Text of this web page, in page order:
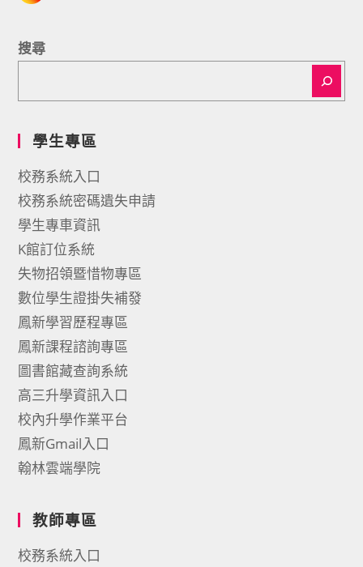
搜尋
學生專區
校務系統入口
校務系統密碼遺失申請
學生專車資訊
K館訂位系統
失物招領暨惜物專區
數位學生證掛失補發
鳳新學習歷程專區
鳳新課程諮詢專區
圖書館藏查詢系統
高三升學資訊入口
校內升學作業平台
鳳新Gmail入口
翰林雲端學院
教師專區
校務系統入口